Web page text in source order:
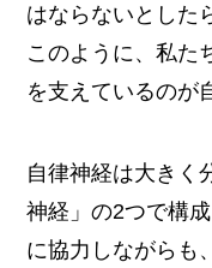
はならないとした
このように、私た
を支えているのが
自律神経は大きく
神経」の2つで構
に協力しながらも